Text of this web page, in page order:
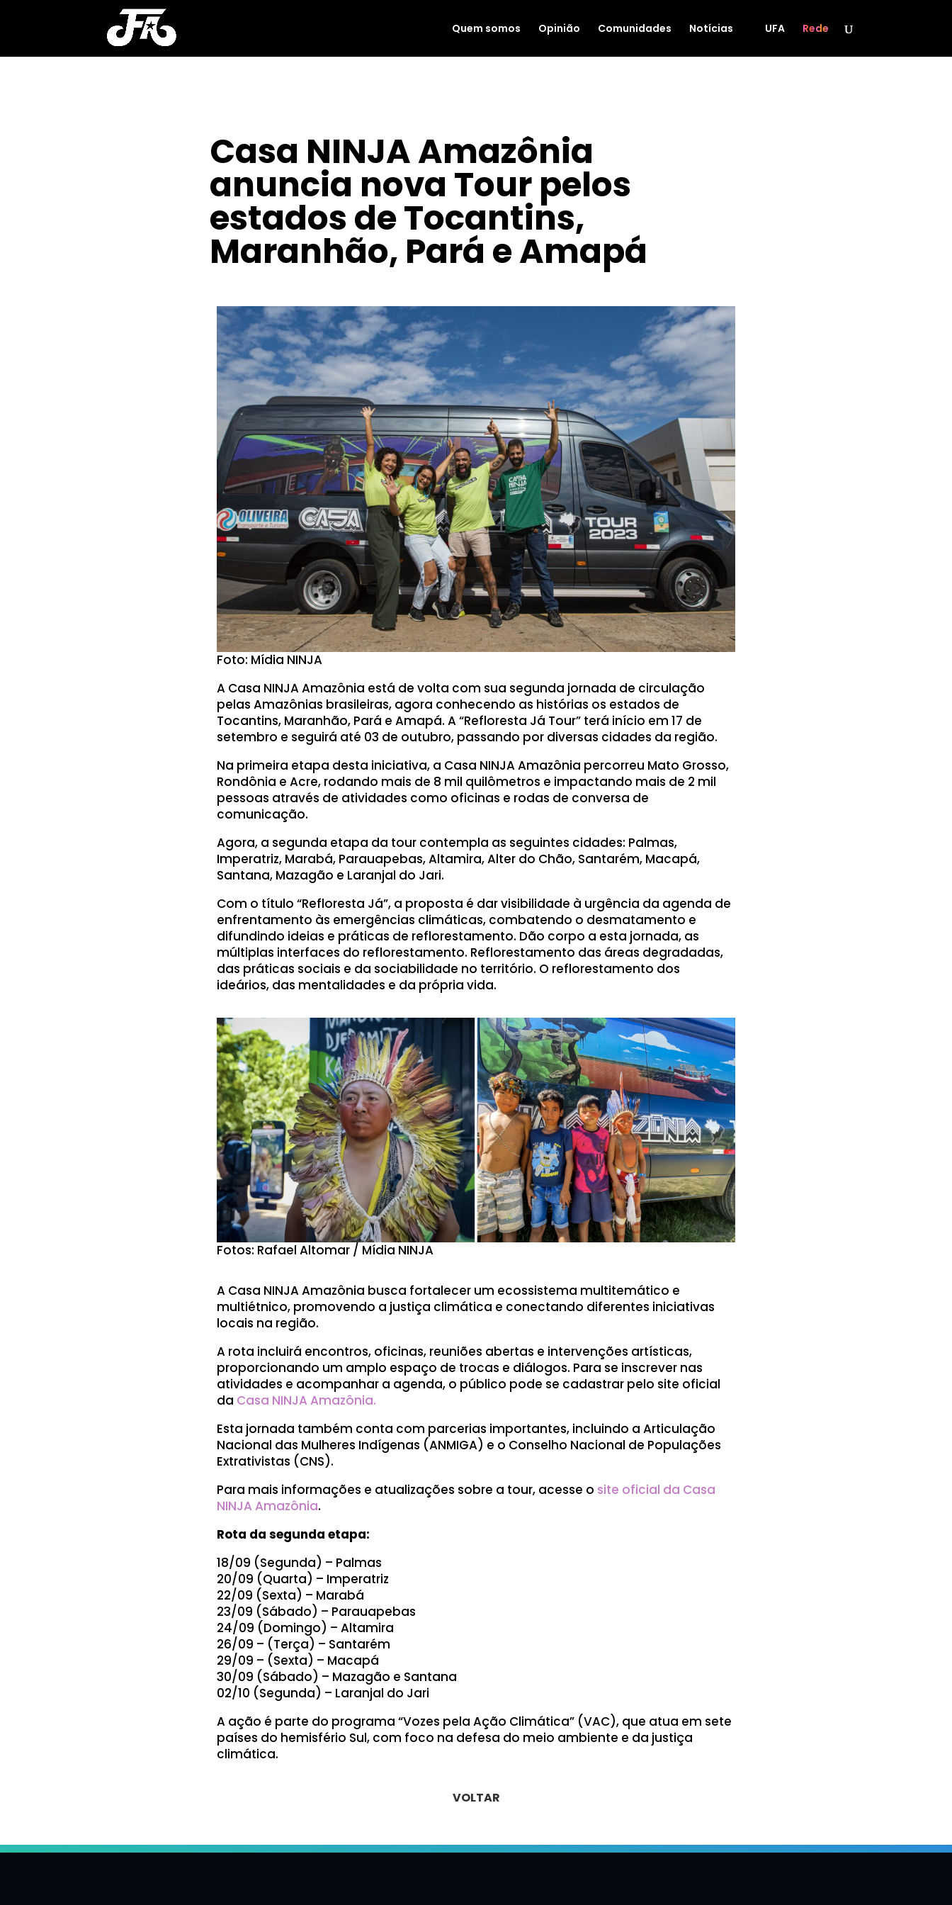
Quem somos Opinião Comunidades Notícias UFA Rede
Casa NINJA Amazônia
anuncia nova Tour pelos
estados de Tocantins,
Maranhão, Pará e Amapá
Foto: Mídia NINJA
A Casa NINJA Amazônia está de volta com sua segunda jornada de circulação
pelas Amazônias brasileiras, agora conhecendo as histórias os estados de
Tocantins, Maranhão, Pará e Amapá. A “Refloresta Já Tour” terá início em 17 de
setembro e seguirá até 03 de outubro, passando por diversas cidades da região.
Na primeira etapa desta iniciativa, a Casa NINJA Amazônia percorreu Mato Grosso,
Rondônia e Acre, rodando mais de 8 mil quilômetros e impactando mais de 2 mil
pessoas através de atividades como oficinas e rodas de conversa de
comunicação.
Agora, a segunda etapa da tour contempla as seguintes cidades: Palmas,
Imperatriz, Marabá, Parauapebas, Altamira, Alter do Chão, Santarém, Macapá,
Santana, Mazagão e Laranjal do Jari.
Com o título “Refloresta Já”, a proposta é dar visibilidade à urgência da agenda de
enfrentamento às emergências climáticas, combatendo o desmatamento e
difundindo ideias e práticas de reflorestamento. Dão corpo a esta jornada, as
múltiplas interfaces do reflorestamento. Reflorestamento das áreas degradadas,
das práticas sociais e da sociabilidade no território. O reflorestamento dos
ideários, das mentalidades e da própria vida.
Fotos: Rafael Altomar / Mídia NINJA
A Casa NINJA Amazônia busca fortalecer um ecossistema multitemático e
multiétnico, promovendo a justiça climática e conectando diferentes iniciativas
locais na região.
A rota incluirá encontros, oficinas, reuniões abertas e intervenções artísticas,
proporcionando um amplo espaço de trocas e diálogos. Para se inscrever nas
atividades e acompanhar a agenda, o público pode se cadastrar pelo site oficial
da Casa NINJA Amazônia.
Esta jornada também conta com parcerias importantes, incluindo a Articulação
Nacional das Mulheres Indígenas (ANMIGA) e o Conselho Nacional de Populações
Extrativistas (CNS).
Para mais informações e atualizações sobre a tour, acesse o site oficial da Casa
NINJA Amazônia.
Rota da segunda etapa:
18/09 (Segunda) – Palmas
20/09 (Quarta) – Imperatriz
22/09 (Sexta) – Marabá
23/09 (Sábado) – Parauapebas
24/09 (Domingo) – Altamira
26/09 – (Terça) – Santarém
29/09 – (Sexta) – Macapá
30/09 (Sábado) – Mazagão e Santana
02/10 (Segunda) – Laranjal do Jari
A ação é parte do programa “Vozes pela Ação Climática” (VAC), que atua em sete
países do hemisfério Sul, com foco na defesa do meio ambiente e da justiça
climática.
VOLTAR